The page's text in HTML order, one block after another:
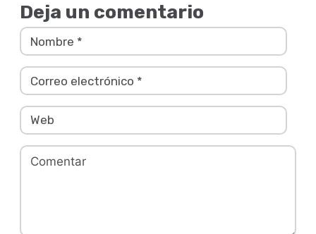
Deja un comentario